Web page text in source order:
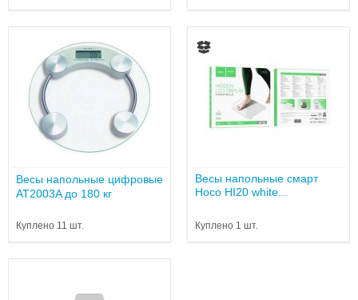
Весы напольные цифровые
AT2003A до 180 кг
Куплено 11 шт.
Весы напольные смарт
Hoco HI20 white...
Куплено 1 шт.